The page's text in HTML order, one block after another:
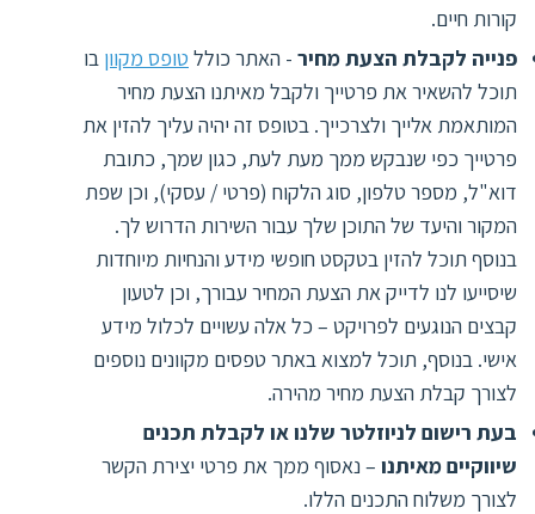
קורות חיים.
פנייה לקבלת הצעת מחיר - האתר כולל טופס מקוון בו
תוכל להשאיר את פרטייך ולקבל מאיתנו הצעת מחיר
המותאמת אלייך ולצרכייך. בטופס זה יהיה עליך להזין את
פרטייך כפי שנבקש ממך מעת לעת, כגון שמך, כתובת
דוא"ל, מספר טלפון, סוג הלקוח (פרטי / עסקי), וכן שפת
המקור והיעד של התוכן שלך עבור השירות הדרוש לך.
בנוסף תוכל להזין בטקסט חופשי מידע והנחיות מיוחדות
שיסייעו לנו לדייק את הצעת המחיר עבורך, וכן לטעון
קבצים הנוגעים לפרויקט – כל אלה עשויים לכלול מידע
אישי. בנוסף, תוכל למצוא באתר טפסים מקוונים נוספים
לצורך קבלת הצעת מחיר מהירה.
בעת רישום לניוזלטר שלנו או לקבלת תכנים
שיווקיים מאיתנו – נאסוף ממך את פרטי יצירת הקשר
לצורך משלוח התכנים הללו.